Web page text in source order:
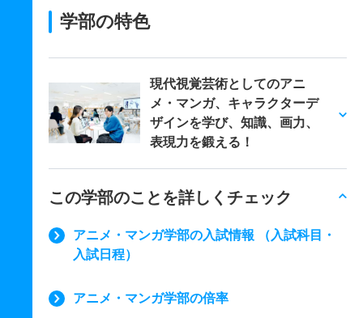
学部の特色
現代視覚芸術としてのアニ
メ・マンガ、キャラクターデ
ザインを学び、知識、画力、
表現力を鍛える！
この学部のことを詳しくチェック
アニメ・マンガ学部の入試情報 （入試科目・
入試日程）
アニメ・マンガ学部の倍率